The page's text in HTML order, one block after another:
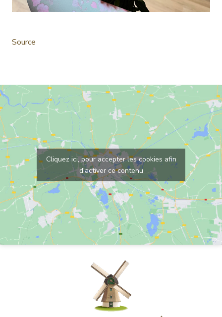
Source
Cliquez ici, pour accepter les cookies afin
d'activer ce contenu